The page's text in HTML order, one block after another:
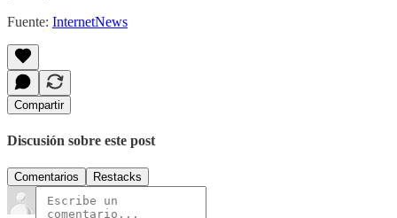
Fuente: InternetNews
Compartir
Discusión sobre este post
Comentarios Restacks